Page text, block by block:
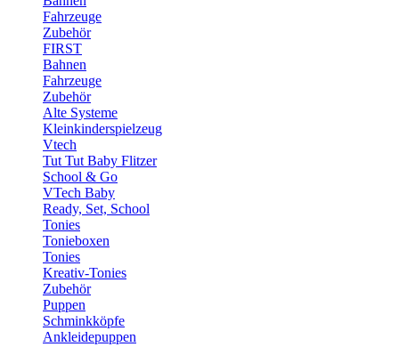
Fahrzeuge
Zubehör
FIRST
Bahnen
Fahrzeuge
Zubehör
Alte Systeme
Kleinkinderspielzeug
Vtech
Tut Tut Baby Flitzer
School & Go
VTech Baby
Ready, Set, School
Tonies
Tonieboxen
Tonies
Kreativ-Tonies
Zubehör
Puppen
Schminkköpfe
Ankleidepuppen